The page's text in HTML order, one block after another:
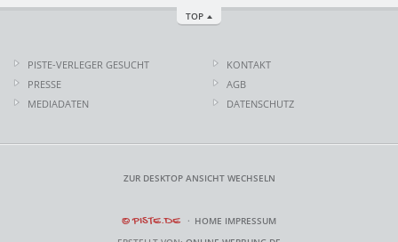
TOP
PISTE-VERLEGER GESUCHT
PRESSE
MEDIADATEN
KONTAKT
AGB
DATENSCHUTZ
ZUR DESKTOP ANSICHT WECHSELN
© PISTE.DE HOME IMPRESSUM